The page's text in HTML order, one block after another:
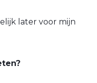
later voor mijn